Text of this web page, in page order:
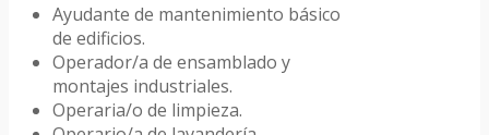
Ayudante de mantenimiento básico
de edificios.
Operador/a de ensamblado y
montajes industriales.
Operaria/o de limpieza.